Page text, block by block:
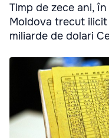
Timp de zece ani,
Moldova trecut
miliarde de dolari